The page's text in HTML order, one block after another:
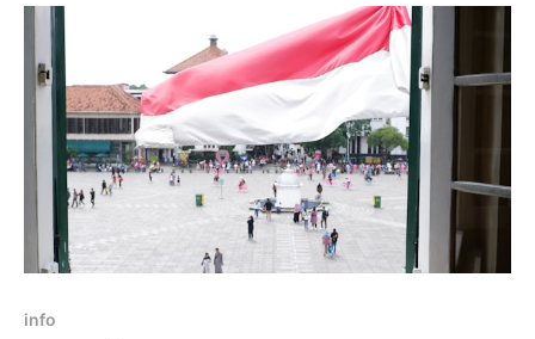
tersebut, dapat disimpulkan plot sederhananya
merupakan bagaimana cerita terbentuk, berkembang,
atau berjalan.
info